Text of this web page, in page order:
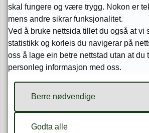
nabovarsel
(5155)
Kvittering for nabovarsel
Eventuelle nabomerknader
kommentarar
Eventuelt søknad om
Papirsøknad sendast til
Epost:
skal fungere og være trygg. Nokon er
mens andre sikrar funksjonalitet.
Ved å bruke nettsida tillet du også at vi
statistikk og korleis du navigerar på
oss å lage ein betre nettstad utan at du
personleg informasjon med oss.
Berre nødvendige
Godta alle